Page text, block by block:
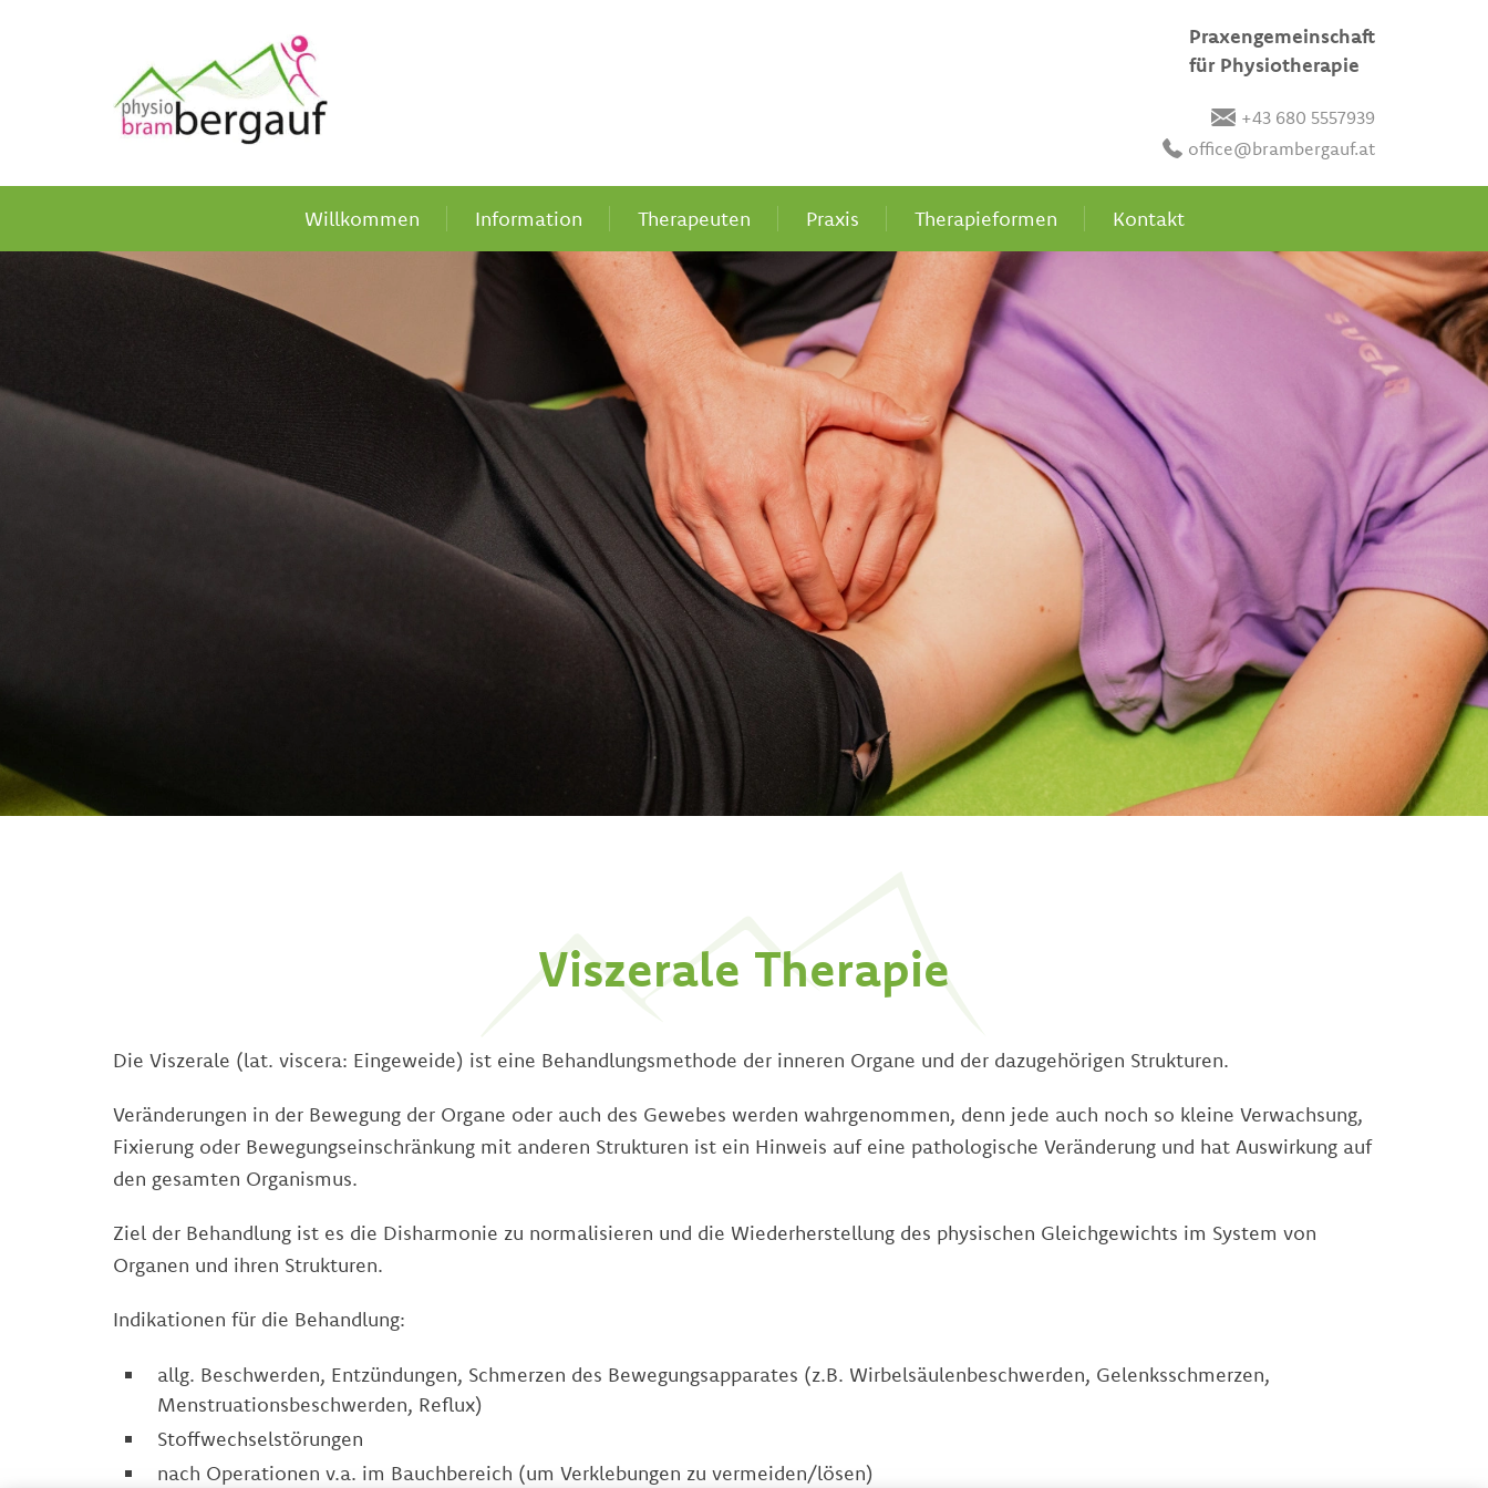
Praxengemeinschaft
für Physiotherapie
+43 680 5557939
office@brambergauf.at
Willkommen Information Therapeuten Praxis Therapieformen Kontakt
Viszerale Therapie
Die Viszerale (lat. viscera: Eingeweide) ist eine Behandlungsmethode der inneren Organe und der dazugehörigen Strukturen.
Veränderungen in der Bewegung der Organe oder auch des Gewebes werden wahrgenommen, denn jede auch noch so kleine Verwachsung,
Fixierung oder Bewegungseinschränkung mit anderen Strukturen ist ein Hinweis auf eine pathologische Veränderung und hat Auswirkung auf
den gesamten Organismus.
Ziel der Behandlung ist es die Disharmonie zu normalisieren und die Wiederherstellung des physischen Gleichgewichts im System von
Organen und ihren Strukturen.
Indikationen für die Behandlung:
allg. Beschwerden, Entzündungen, Schmerzen des Bewegungsapparates (z.B. Wirbelsäulenbeschwerden, Gelenksschmerzen,
Menstruationsbeschwerden, Reflux)
Stoffwechselstörungen
nach Operationen v.a. im Bauchbereich (um Verklebungen zu vermeiden/lösen)